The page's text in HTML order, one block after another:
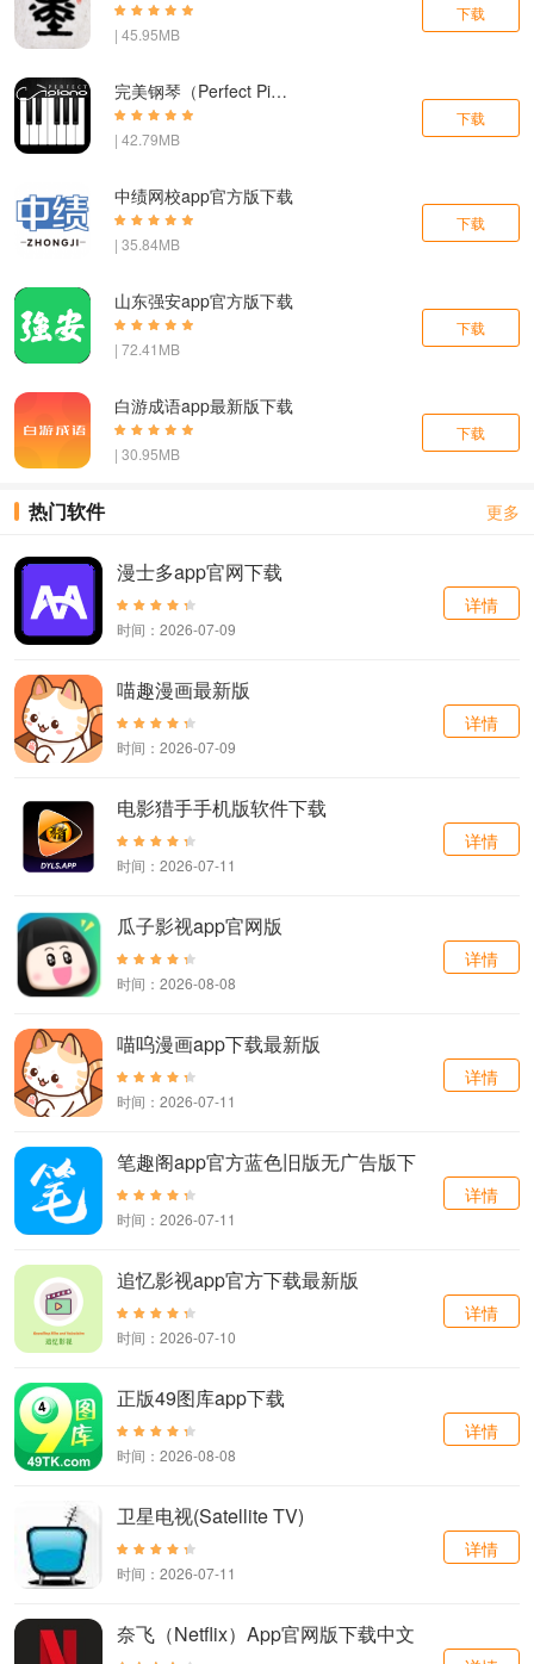
| 45.95MB
下载
完美钢琴（Perfect Piano）app下载
| 42.79MB
下载
中绩网校app官方版下载
| 35.84MB
下载
山东强安app官方版下载
| 72.41MB
下载
白游成语app最新版下载
| 30.95MB
下载
热门软件 更多
漫士多app官网下载
时间：2026-07-09
详情
喵趣漫画最新版
时间：2026-07-09
详情
电影猎手手机版软件下载
时间：2026-07-11
详情
瓜子影视app官网版
时间：2026-08-08
详情
喵呜漫画app下载最新版
时间：2026-07-11
详情
笔趣阁app官方蓝色旧版无广告版下
载
时间：2026-07-11
详情
追忆影视app官方下载最新版
时间：2026-07-10
详情
正版49图库app下载
时间：2026-08-08
详情
卫星电视(Satellite TV)
时间：2026-07-11
详情
奈飞（Netflix）App官网版下载中文